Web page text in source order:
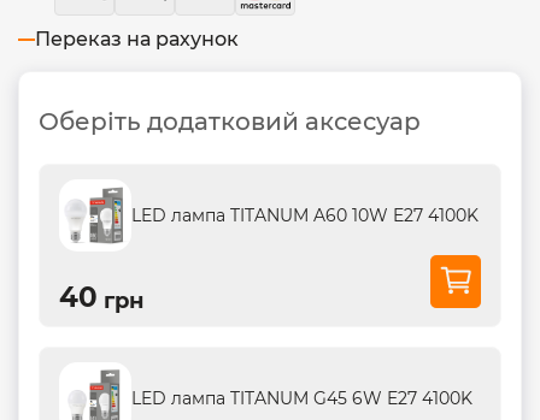
Переказ на рахунок
Оберіть додатковий аксесуар
LED лампа TITANUM A60 10W E27 4100K
40 грн
LED лампа TITANUM G45 6W E27 4100K